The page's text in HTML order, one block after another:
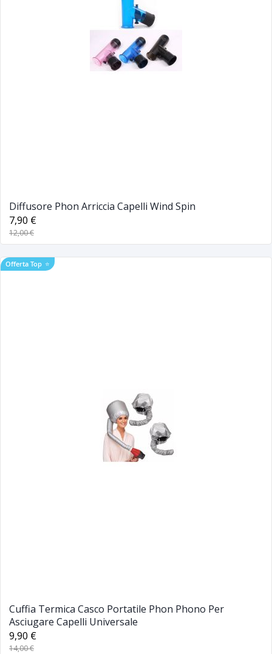
Diffusore Phon Arriccia Capelli Wind Spin
7,90 €
12,00 €
Offerta Top ⭐
Cuffia Termica Casco Portatile Phon Phono Per
Asciugare Capelli Universale
9,90 €
14,00 €